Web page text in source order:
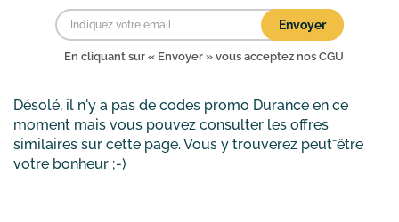
Envoyer
En cliquant sur « Envoyer » vous acceptez nos CGU
Désolé, il n'y a pas de codes promo Durance en ce
moment mais vous pouvez consulter les offres
similaires sur cette page. Vous y trouverez peut⁻être
votre bonheur ;-)